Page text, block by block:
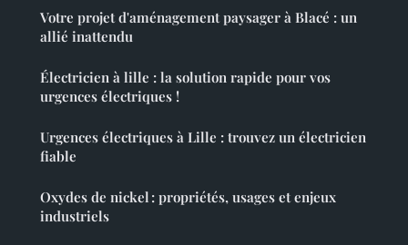
Votre projet d'aménagement paysager à Blacé : un
allié inattendu
Électricien à lille : la solution rapide pour vos
urgences électriques !
Urgences électriques à Lille : trouvez un électricien
fiable
Oxydes de nickel : propriétés, usages et enjeux
industriels